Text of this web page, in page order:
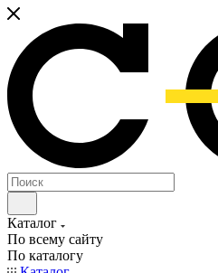
Каталог
По всему сайту
По каталогу